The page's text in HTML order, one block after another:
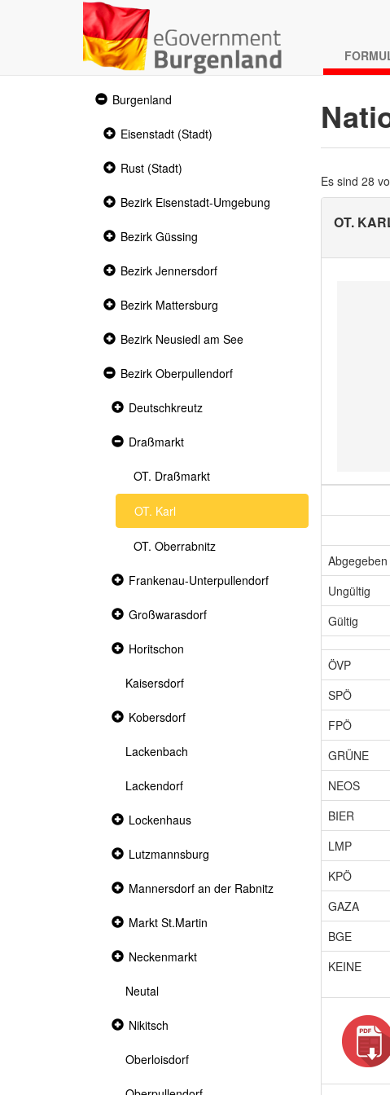
Expanded
section
Burgenland
Collapsed
Eisenstadt (Stadt)
Collapsed
section
Rust (Stadt)
Collapsed
Bezirk Eisenstadt-Umgebung
Collapsed
Bezirk Güssing
Collapsed
Bezirk Jennersdorf
Collapsed
Bezirk Mattersburg
Collapsed
Bezirk Neusiedl am See
Expanded
Bezirk Oberpullendorf
Collapsed
Deutschkreutz
Expanded
Draßmarkt
OT. Draßmarkt
OT. Karl
OT. Oberrabnitz
Collapsed
Frankenau-Unterpullendorf
Collapsed
Großwarasdorf
Collapsed
Horitschon
Kaisersdorf
Collapsed
Kobersdorf
Lackenbach
Lackendorf
Collapsed
Lockenhaus
Collapsed
Lutzmannsburg
Collapsed
Mannersdorf an der Rabnitz
Collapsed
Markt St.Martin
Collapsed
Neckenmarkt
Neutal
Collapsed
Nikitsch
Oberloisdorf
Es sind 28
OT.
Abgegeben
Ungültig
Gültig
ÖVP
SPÖ
FPÖ
GRÜNE
NEOS
BIER
LMP
KPÖ
GAZA
BGE
KEINE